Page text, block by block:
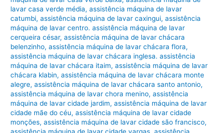
lavar casa verde média,assistência máquina de lavar
catumbi,assistência máquina de lavar caxingui,assistência
máquina de lavar centro. assistência máquina de lavar
cerqueira césar,assistência máquina de lavar chácara
belenzinho,assistência máquina de lavar chácara flora,
assistência máquina de lavar chácara inglesa. assistência
máquina de lavar chácara itaim,assistência máquina de lavar
chácara klabin,assistência máquina de lavar chácara monte
alegre,assistência máquina de lavar chácara santo antonio,
assistência máquina de lavar chora menino,assistência
máquina de lavar cidade jardim,assistência máquina de lavar
cidade mãe do céu,assistência máquina de lavar cidade
monções,assistência máquina de lavar cidade são francisco,
assistência máquina de lavar cidade vargas,assistência